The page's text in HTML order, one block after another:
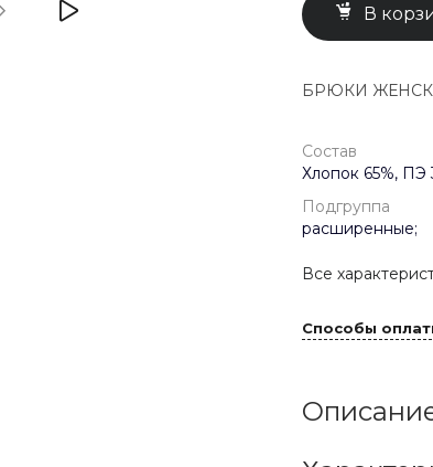
В
БРЮКИ
Состав
Хлопок 65%, ПЭ
Подгруппа
расширенные;
Все
Способы